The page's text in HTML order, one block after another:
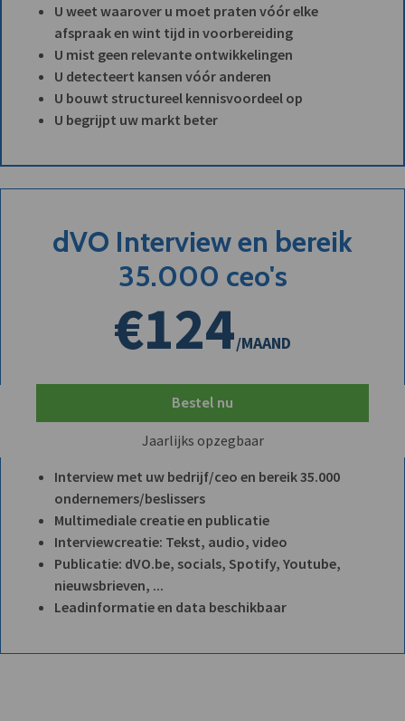
U weet waarover u moet praten vóór elke
afspraak en wint tijd in voorbereiding
U mist geen relevante ontwikkelingen
U detecteert kansen vóór anderen
U bouwt structureel kennisvoordeel op
U begrijpt uw markt beter
dVO Interview en bereik
35.000 ceo's
€124/MAAND
Bestel nu
Jaarlijks opzegbaar
Interview met uw bedrijf/ceo en bereik 35.000
ondernemers/beslissers
Multimediale creatie en publicatie
Interviewcreatie: Tekst, audio, video
Publicatie: dVO.be, socials, Spotify, Youtube,
nieuwsbrieven, ...
Leadinformatie en data beschikbaar